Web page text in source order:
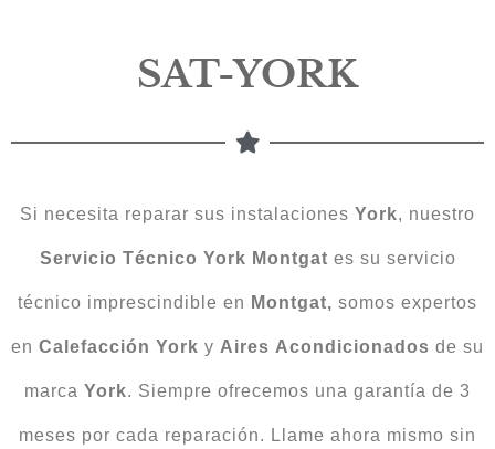
SAT-YORK
Si necesita reparar sus instalaciones York, nuestro
Servicio Técnico York Montgat es su servicio
técnico imprescindible en Montgat, somos expertos
en Calefacción York y Aires Acondicionados de su
marca York. Siempre ofrecemos una garantía de 3
meses por cada reparación. Llame ahora mismo sin